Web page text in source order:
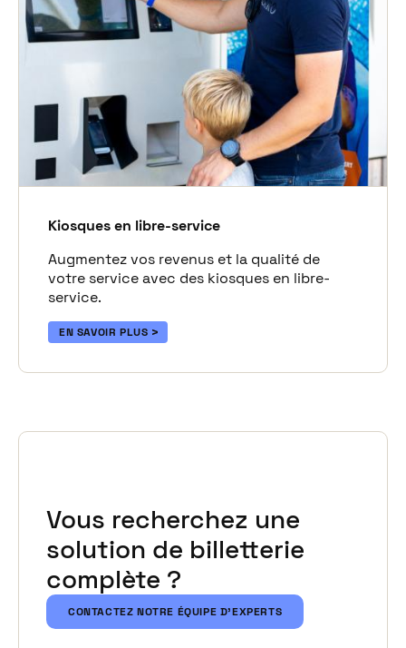
Kiosques en libre-service
Augmentez vos revenus et la qualité de
votre service avec des kiosques en libre-
service.
EN SAVOIR PLUS
Vous recherchez une
solution de billetterie
complète ?
CONTACTEZ NOTRE ÉQUIPE D'EXPERTS